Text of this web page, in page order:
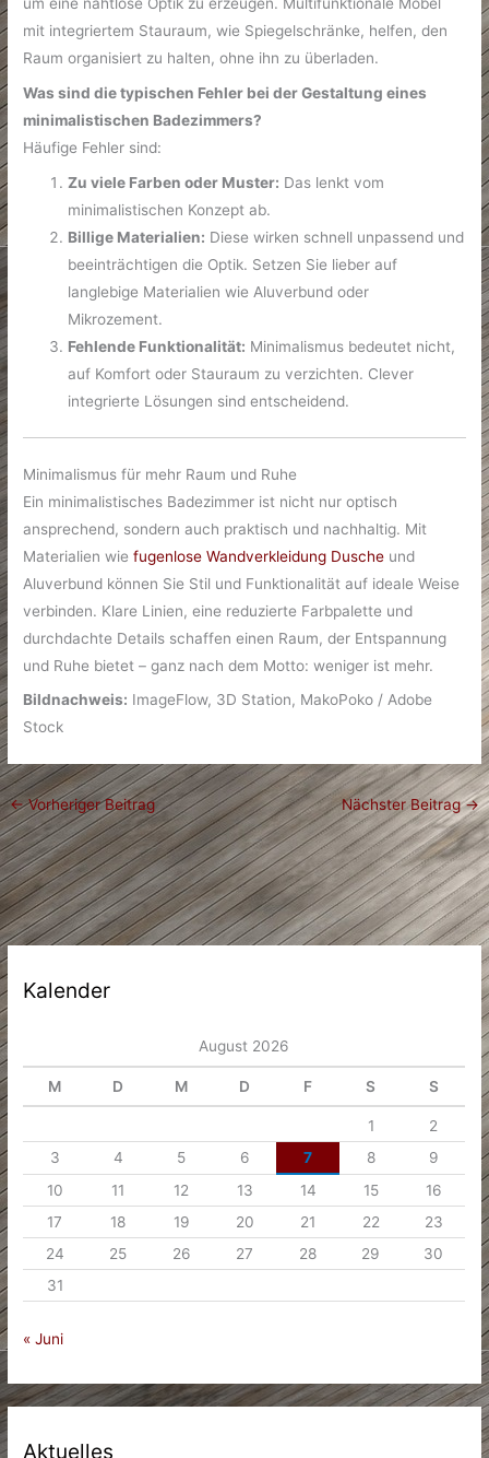
mit integriertem Stauraum, wie Spiegelschränke, helfen, den
Raum organisiert zu halten, ohne ihn zu überladen.
Was sind die typischen Fehler bei der Gestaltung eines
minimalistischen Badezimmers?
Häufige Fehler sind:
Zu viele Farben oder Muster: Das lenkt vom
minimalistischen Konzept ab.
Billige Materialien: Diese wirken schnell unpassend und
beeinträchtigen die Optik. Setzen Sie lieber auf
langlebige Materialien wie Aluverbund oder
Mikrozement.
Fehlende Funktionalität: Minimalismus bedeutet nicht,
auf Komfort oder Stauraum zu verzichten. Clever
integrierte Lösungen sind entscheidend.
Minimalismus für mehr Raum und Ruhe
Ein minimalistisches Badezimmer ist nicht nur optisch
ansprechend, sondern auch praktisch und nachhaltig. Mit
Materialien wiefugenlose Wandverkleidung Dusche und
Aluverbund können Sie Stil und Funktionalität auf ideale Weise
verbinden. Klare Linien, eine reduzierte Farbpalette und
durchdachte Details schaffen einen Raum, der Entspannung
und Ruhe bietet – ganz nach dem Motto: weniger ist mehr.
Bildnachweis: ImageFlow, 3D Station, MakoPoko / Adobe
Stock
←Vorheriger Beitrag Nächster Beitrag→
Kalender
August 2026
M D M D F S S
1
2
3
4 5 6 7 8
9
10
11 12 13 14 15
16
17
18 19 20 21 22
23
24
25 26 27 28 29
30
31
« Juni
Aktuelles